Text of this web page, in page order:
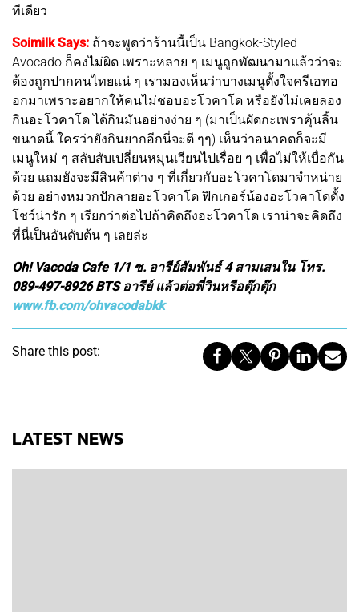
ทีเดียว
Soimilk Says: ถ้าจะพูดว่าร้านนี้เป็น Bangkok-Styled
Avocado ก็คงไม่ผิด เพราะหลาย ๆ เมนูถูกพัฒนามาแล้วว่าจะ
ต้องถูกปากคนไทยแน่ ๆ เรามองเห็นว่าบางเมนูตั้งใจครีเอทอ
อกมาเพราะอยากให้คนไม่ชอบอะโวคาโด หรือยังไม่เคยลอง
กินอะโวคาโด ได้กินมันอย่างง่าย ๆ (มาเป็นผัดกะเพราคุ้นลิ้น
ขนาดนี้ ใครว่ายังกินยากอีกนี่จะตี ๆๆ) เห็นว่าอนาคตก็จะมี
เมนูใหม่ ๆ สลับสับเปลี่ยนหมุนเวียนไปเรื่อย ๆ เพื่อไม่ให้เบื่อกัน
ด้วย แถมยังจะมีสินค้าต่าง ๆ ที่เกี่ยวกับอะโวคาโดมาจำหน่าย
ด้วย อย่างหมวกปักลายอะโวคาโด ฟิกเกอร์น้องอะโวคาโดตั้ง
โชว์น่ารัก ๆ เรียกว่าต่อไปถ้าคิดถึงอะโวคาโด เราน่าจะคิดถึง
ที่นี่เป็นอันดับต้น ๆ เลยล่ะ
Oh! Vacoda Cafe 1/1 ซ. อารีย์สัมพันธ์ 4 สามเสนใน โทร.
089-497-8926 BTS อารีย์ แล้วต่อพี่วินหรือตุ๊กตุ๊ก
www.fb.com/ohvacodabkk
Share this post:
LATEST NEWS